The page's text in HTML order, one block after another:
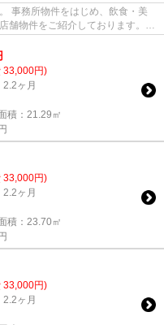
事務所物件をはじめ、飲食・美
舗物件をご紹介しております。
33,000円)
2.2ヶ月
積：21.29㎡
33,000円)
2.2ヶ月
積：23.70㎡
33,000円)
2.2ヶ月